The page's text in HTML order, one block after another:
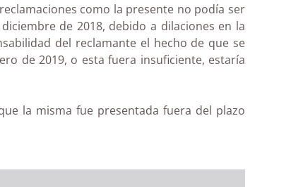
como la presente no podía ser
de 2018, debido a dilaciones en la
del reclamante el hecho de que se
de 2019, o esta fuera insuficiente, estaría
la misma fue presentada fuera del plazo